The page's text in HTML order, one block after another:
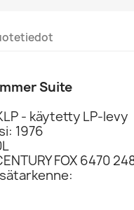
Suite
- käytetty LP-levy
1976
FOX 6470